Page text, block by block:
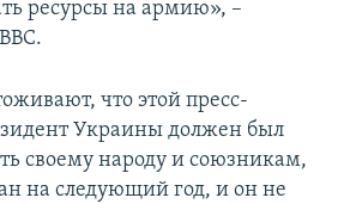
ресурсы на армию», –
что этой пресс-
Украины должен был
своему народу и союзникам,
на следующий год, и он не